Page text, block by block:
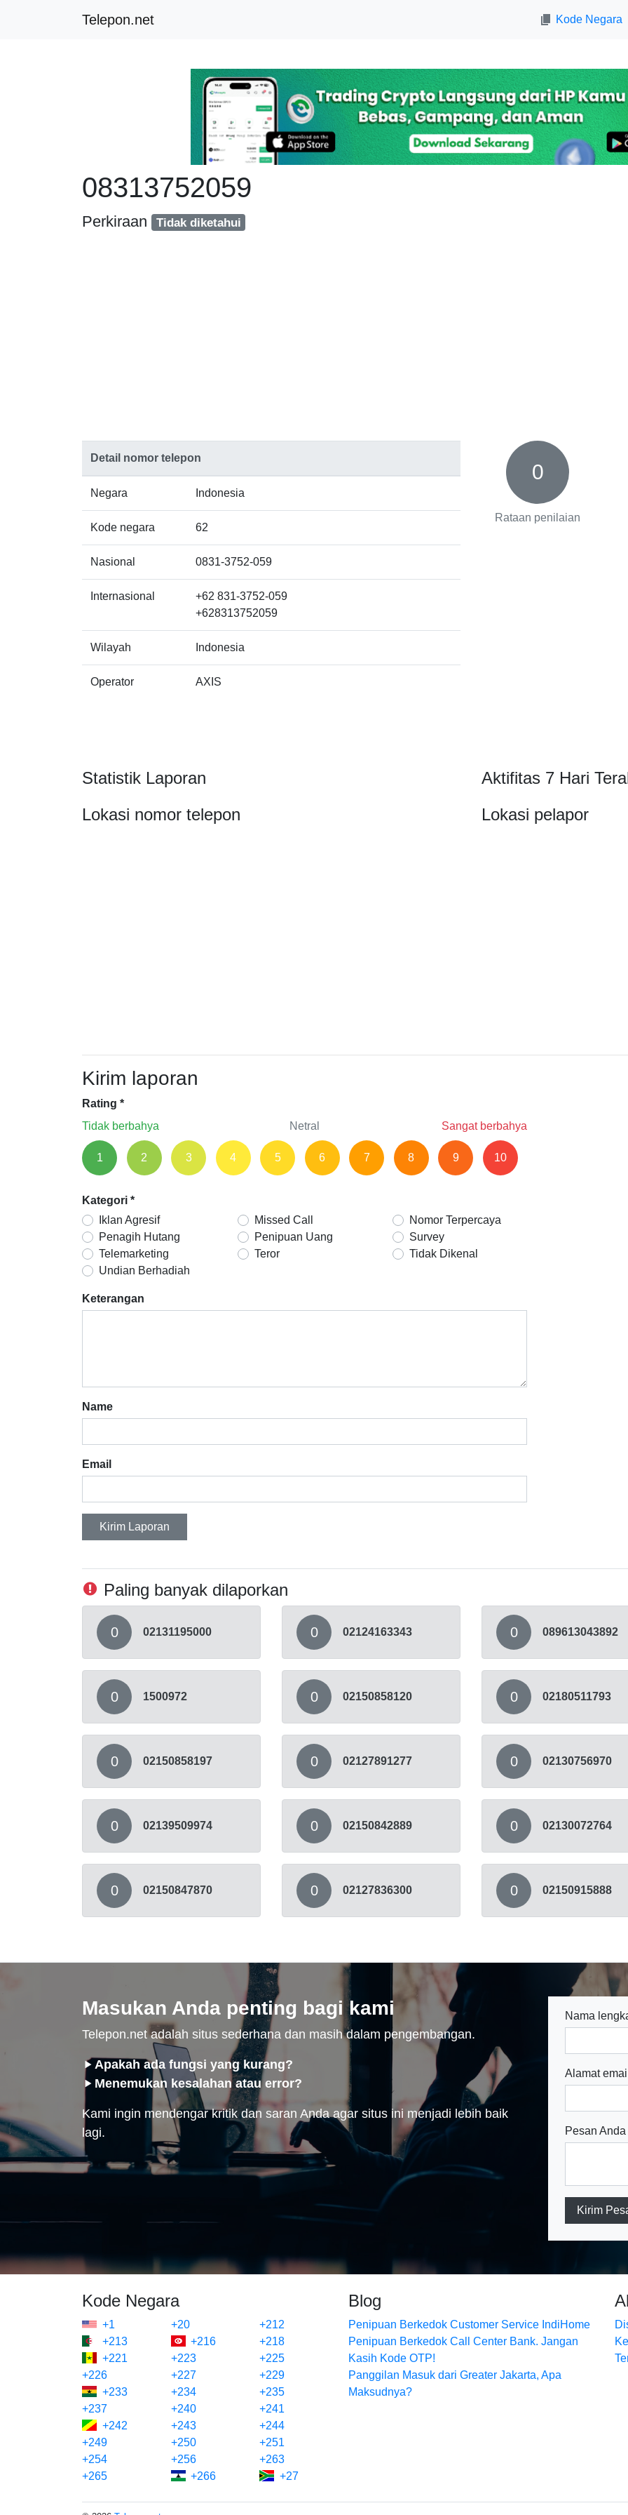
Telepon.net Kode Negara
08313752059
Perkiraan Tidak diketahui
Detail nomor telepon
Negara Indonesia
Kode negara 62
Nasional 0831-3752-059
Internasional
+62 831-3752-059
+628313752059
Wilayah Indonesia
Operator AXIS
0
Rataan penilaian
Statistik Laporan
Aktifitas 7 Hari
Lokasi nomor telepon
Lokasi pelapor
Kirim laporan
Rating *
Tidak berbahya
Netral Sangat berbahya
1 2 3 4 5 6 7 8 9 10
Kategori *
Iklan Agresif
Missed Call
Nomor Terpercaya
Penagih Hutang
Penipuan Uang
Survey
Telemarketing
Teror
Tidak Dikenal
Undian Berhadiah
Keterangan
Name
Email
Kirim Laporan
Paling banyak dilaporkan
0 02131195000 0 02124163343 0 089613043892
0 1500972 0 02150858120 0 02180511793
0 02150858197 0 02127891277 0 02130756970
0 02139509974 0 02150842889 0 02130072764
0 02150847870 0 02127836300 0 02150915888
Masukan Anda penting bagi kami
Telepon.net adalah situs sederhana dan masih dalam pengembangan.
Apakah ada fungsi yang kurang?
Menemukan kesalahan atau error?
Kami ingin mendengar kritik dan saran Anda agar situs ini menjadi lebih baik
lagi.
Nama
Alamat
Pesan Anda
Kirim
Kode Negara
+1 +20
+212
+213
+216
+218
+221
+223
+225
+226
+227
+229
+233
+234
+235
+237
+240
+241
+242
+243
+244
+249
+250
+251
+254
+256
+263
+265
+266 +27
Blog
Penipuan Berkedok Customer Service IndiHome
Penipuan Berkedok Call Center Bank. Jangan
Kasih Kode OTP!
Panggilan Masuk dari Greater Jakarta, Apa
Maksudnya?